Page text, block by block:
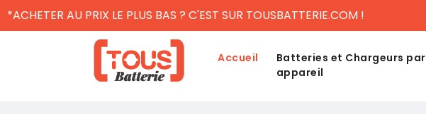
*ACHETER AU PRIX LE PLUS BAS ? C'EST SUR TOUSBATTERIE.COM !
Accueil
Batteries et Chargeurs par
appareil